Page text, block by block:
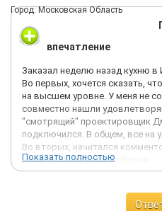
Город: Московская Область
впечатление
Заказал неделю назад кухню в
Во первых, хочется сказать,
на высшем уровне. У меня не
совместно нашли
"смотрящий" проектировщик
подключился. В общем, все на
Во вторых, начитался
или в доставке или в сборке.
Доставка. Обещали привезти
согласился. Все аккуратно
Показать полностью